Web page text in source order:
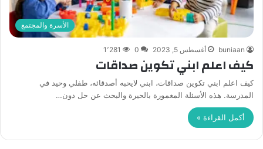
الأسرة والمجتمع
buniaan أغسطس 5, 2023 0 1٬281
كيف اعلم ابني تكوين صداقات
كيف اعلم ابني تكوين صداقات، ابني لايحبه أصدقائه، طفلي وحيد في
المدرسة. هذه الأسئلة المغمورة بالحيرة والبحث عن حل دون…
أكمل القراءة »